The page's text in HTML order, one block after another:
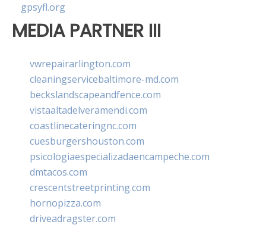
gpsyfl.org
MEDIA PARTNER III
vwrepairarlington.com
cleaningservicebaltimore-md.com
beckslandscapeandfence.com
vistaaltadelveramendi.com
coastlinecateringnc.com
cuesburgershouston.com
psicologiaespecializadaencampeche.com
dmtacos.com
crescentstreetprinting.com
hornopizza.com
driveadragster.com